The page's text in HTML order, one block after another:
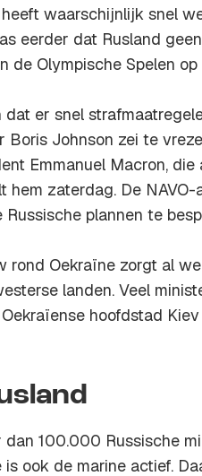
waarschijnlijk snel
eerder dat Rusland
de Olympische Spelen
er snel
Boris Johnson zei te
Emmanuel Macron,
hem zaterdag. De
plannen te
rond Oekraïne zorgt al
landen. Veel
hoofdstad
100.000 Russische
ook de marine actief.